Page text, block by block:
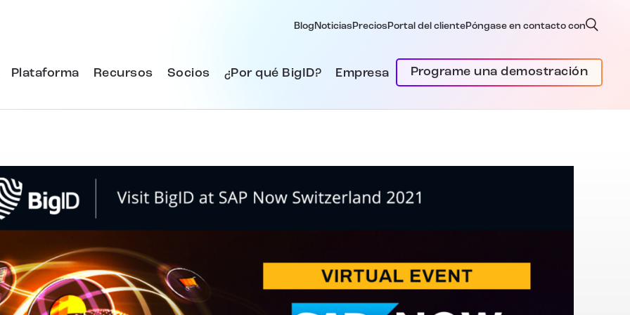
Blog Noticias Precios Portal del clientePóngase en contacto con
Plataforma Recursos Socios ¿Por qué BigID? Empresa Programe una demostración